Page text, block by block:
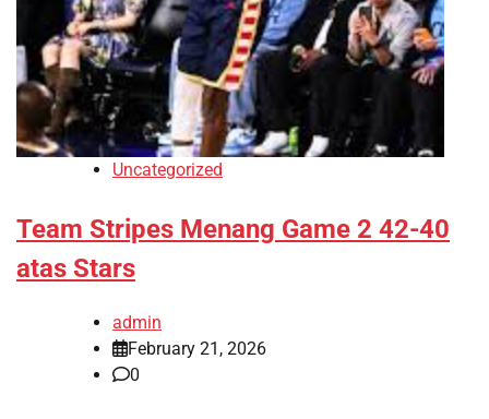
Uncategorized
Team Stripes Menang Game 2 42-40
atas Stars
admin
February 21, 2026
0